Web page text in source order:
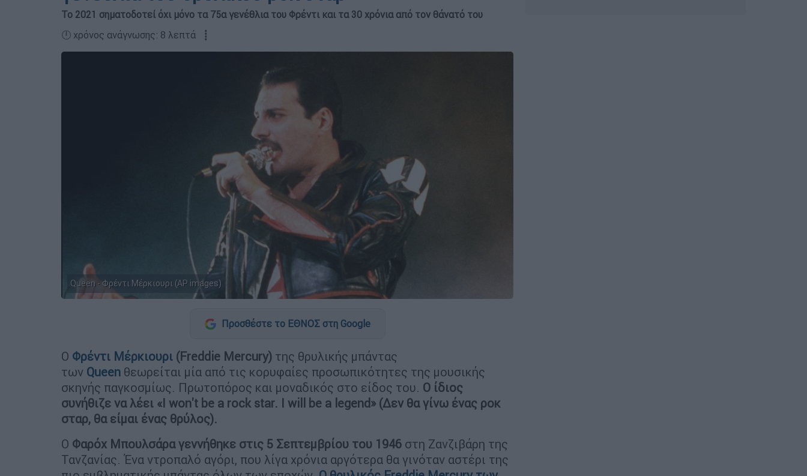
Το 2021 σηματοδοτεί όχι μόνο τα 75α γενέθλια του Φρέντι και τα 30 χρόνια από τον θάνατό του
🕛 χρόνος ανάγνωσης: 8 λεπτά ┋
Queen - Φρέντι Μέρκιουρι (AP images)
Προσθέστε το ΕΘΝΟΣ στη Google
Ο Φρέντι Μέρκιουρι (Freddie Mercury) της θρυλικής μπάντας
των Queen θεωρείται μία από τις κορυφαίες προσωπικότητες της μουσικής
σκηνής παγκοσμίως. Πρωτοπόρος και μοναδικός στο είδος του. Ο ίδιος
συνήθιζε να λέει «I won't be a rock star. I will be a legend» (Δεν θα γίνω ένας ροκ
σταρ, θα είμαι ένας θρύλος).
Ο Φαρόχ Μπουλσάρα γεννήθηκε στις 5 Σεπτεμβρίου του 1946 στη Ζανζιβάρη της
Τανζανίας. Ένα ντροπαλό αγόρι, που λίγα χρόνια αργότερα θα γινόταν αστέρι της